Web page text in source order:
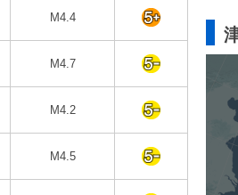
M4.4
M4.7
M4.2
M4.5